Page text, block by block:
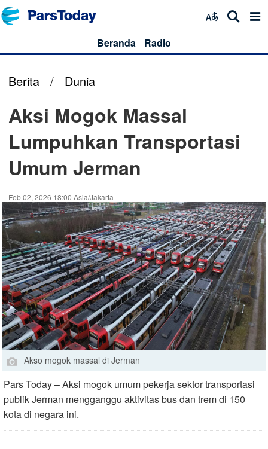
Beranda Radio
Berita / Dunia
Aksi Mogok Massal
Lumpuhkan Transportasi
Umum Jerman
Feb 02, 2026 18:00 Asia/Jakarta
Akso mogok massal di Jerman
Pars Today – Aksi mogok umum pekerja sektor transportasi
publik Jerman mengganggu aktivitas bus dan trem di 150
kota di negara ini.